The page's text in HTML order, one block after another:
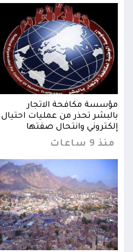
مؤسسة مكافحة الاتجار
بالبشر تحذر من عمليات احتيال
إلكتروني وانتحال صفتها
منذ 9 ساعات